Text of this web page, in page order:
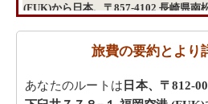
(FUK)から日本、〒857-4102 長崎県南
旅費の要約とより
あなたのルートは 日本、〒812-